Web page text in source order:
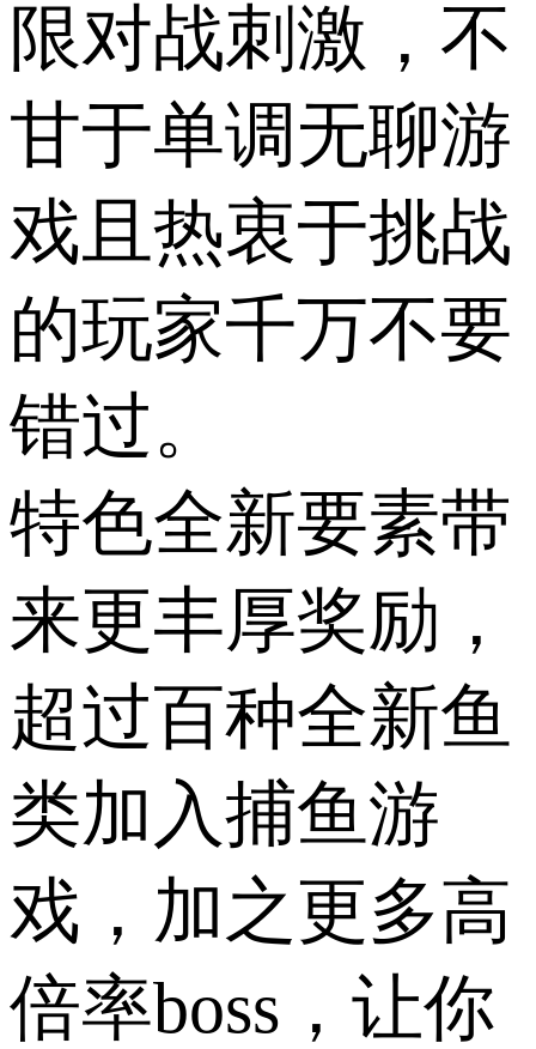
限对战刺激，不
甘于单调无聊游
戏且热衷于挑战
的玩家千万不要
错过。
特色全新要素带
来更丰厚奖励，
超过百种全新鱼
类加入捕鱼游
戏，加之更多高
倍率boss，让你